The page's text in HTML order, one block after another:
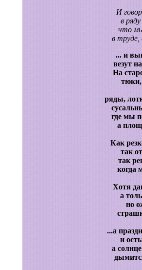
И
в
что мы
в труде,
... и
везут
На
ряды,
где мы
а
Как
так
так
когда
Хотя
а
но
...а
и
а